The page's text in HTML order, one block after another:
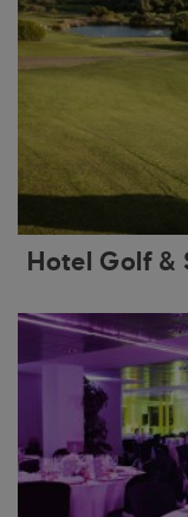
Hotel Golf &